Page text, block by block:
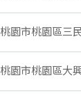
桃園市桃園區三
桃園市桃園區大